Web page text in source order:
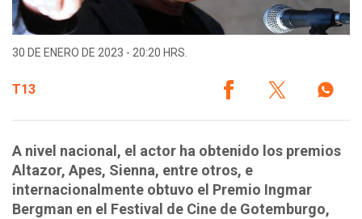
30 DE ENERO DE 2023 - 20:20 HRS.
T13
A nivel nacional, el actor ha obtenido los premios
Altazor, Apes, Sienna, entre otros, e
internacionalmente obtuvo el Premio Ingmar
Bergman en el Festival de Cine de Gotemburgo,